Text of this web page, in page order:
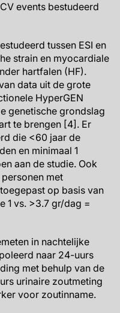
events bestudeerd
tussen ESI en
strain en myocardiale
hartfalen (HF).
data uit de grote
HyperGEN
genetische grondslag
te brengen [4]. Er
die <60 jaar de
en minimaal 1
aan de studie. Ook
met
op basis van
1 vs. >3.7 gr/dag =
in nachtelijke
naar 24-uurs
met behulp van de
urinaire zoutmeting
voor zoutinname.